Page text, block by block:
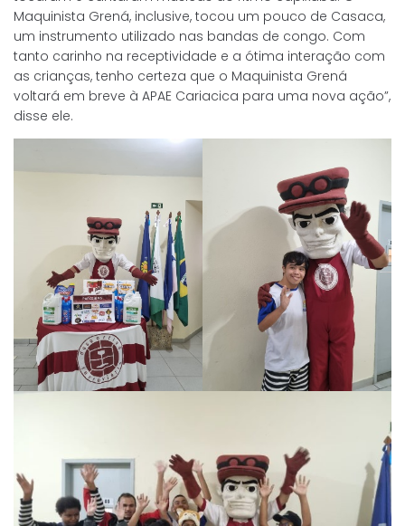
Maquinista Grená, inclusive, tocou um pouco de Casaca,
um instrumento utilizado nas bandas de congo. Com
tanto carinho na receptividade e a ótima interação com
as crianças, tenho certeza que o Maquinista Grená
voltará em breve à APAE Cariacica para uma nova ação”,
disse ele.